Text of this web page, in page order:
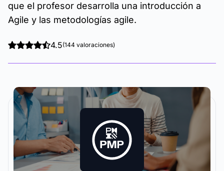
que el profesor desarrolla una introducción a
Agile y las metodologías agile.
4.5(144 valoraciones)